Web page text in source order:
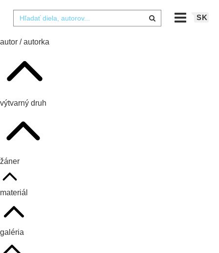
SK
autor / autorka
výtvarný druh
žáner
materiál
galéria